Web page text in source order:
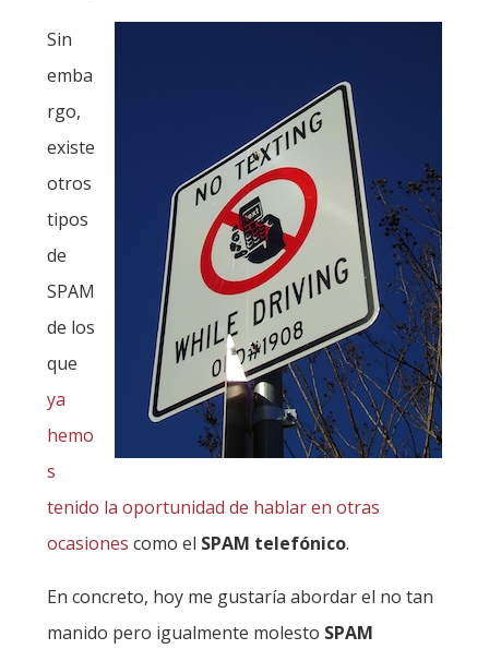
Sin
emba
rgo,
existe
otros
tipos
de
SPAM
de los
que
ya
hemo
s
tenido la oportunidad de hablar en otras
ocasiones como el SPAM telefónico.
En concreto, hoy me gustaría abordar el no tan
manido pero igualmente molesto SPAM